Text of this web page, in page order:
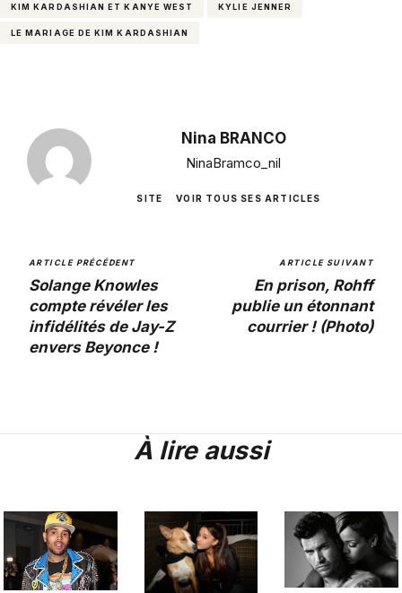
KIM KARDASHIAN ET KANYE WEST KYLIE JENNER
LE MARIAGE DE KIM KARDASHIAN
Nina BRANCO
NinaBramco_nil
SITE VOIR TOUS SES ARTICLES
ARTICLE PRÉCÉDENT
Solange Knowles
compte révéler les
infidélités de Jay-Z
envers Beyonce !
ARTICLE SUIVANT
En prison, Rohff
publie un étonnant
courrier ! (Photo)
À lire aussi